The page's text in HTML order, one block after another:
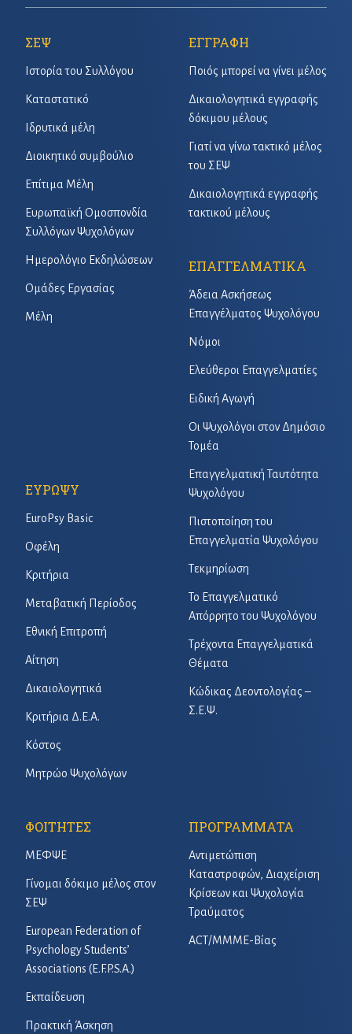
ΣΕΨ
Ιστορία του Συλλόγου
Καταστατικό
Ιδρυτικά μέλη
Διοικητικό συμβούλιο
Επίτιμα Μέλη
Ευρωπαϊκή Ομοσπονδία
Συλλόγων Ψυχολόγων
Ημερολόγιο Εκδηλώσεων
Ομάδες Εργασίας
Μέλη
ΕΓΓΡΑΦΗ
Ποιός μπορεί να γίνει μέλος
Δικαιολογητικά εγγραφής
δόκιμου μέλους
Γιατί να γίνω τακτικό μέλος
του ΣΕΨ
Δικαιολογητικά εγγραφής
τακτικού μέλους
ΕΠΑΓΓΕΛΜΑΤΙΚΑ
Άδεια Ασκήσεως
Επαγγέλματος Ψυχολόγου
Νόμοι
Ελεύθεροι Επαγγελματίες
Ειδική Αγωγή
Οι Ψυχολόγοι στον Δημόσιο
Τομέα
Επαγγελματική Ταυτότητα
Ψυχολόγου
Πιστοποίηση του
Επαγγελματία Ψυχολόγου
Τεκμηρίωση
Το Επαγγελματικό
Απόρρητο του Ψυχολόγου
Τρέχοντα Επαγγελματικά
Θέματα
Κώδικας Δεοντολογίας –
Σ.Ε.Ψ.
ΕΥΡΩΨΥ
EuroPsy Basic
Οφέλη
Κριτήρια
Μεταβατική Περίοδος
Εθνική Επιτροπή
Αίτηση
Δικαιολογητικά
Κριτήρια Δ.Ε.Α.
Κόστος
Μητρώο Ψυχολόγων
ΦΟΙΤΗΤΕΣ
ΜΕΦΨΕ
Γίνομαι δόκιμο μέλος στον
ΣΕΨ
European Federation of
Psychology Students’
Associations (E.F.P.S.A.)
Εκπαίδευση
Πρακτική Άσκηση
ΠΡΟΓΡΑΜΜΑΤΑ
Αντιμετώπιση
Καταστροφών, Διαχείριση
Κρίσεων και Ψυχολογία
Τραύματος
ACT/ΜΜΜΕ-Βίας